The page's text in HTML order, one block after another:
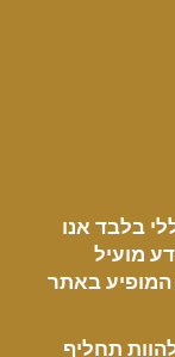
בלבד אנו
מועיל
המופיע באתר
תחליף